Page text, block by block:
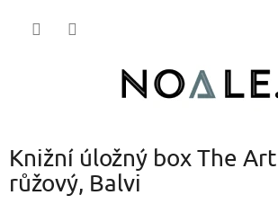
Knižní úložný box The
růžový, Balvi